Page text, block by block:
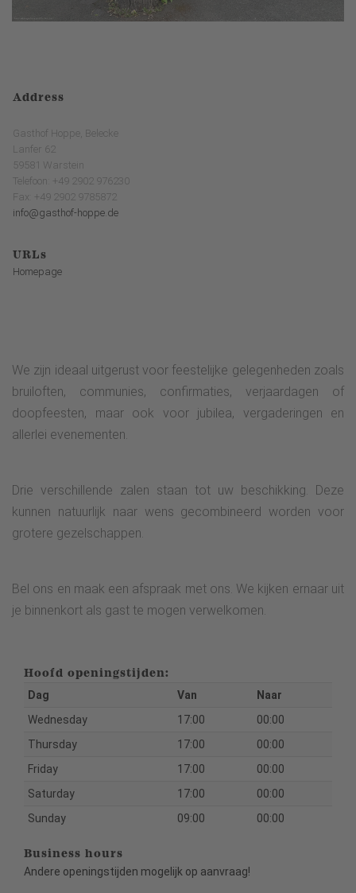
Address
Gasthof Hoppe, Belecke
Lanfer 62
59581 Warstein
Telefoon: +49 2902 976230
Fax: +49 2902 9785872
info@gasthof-hoppe.de
URLs
Homepage
We zijn ideaal uitgerust voor feestelijke gelegenheden zoals
bruiloften, communies, confirmaties, verjaardagen of
doopfeesten, maar ook voor jubilea, vergaderingen en
allerlei evenementen.
Drie verschillende zalen staan tot uw beschikking. Deze
kunnen natuurlijk naar wens gecombineerd worden voor
grotere gezelschappen.
Bel ons en maak een afspraak met ons. We kijken ernaar uit
je binnenkort als gast te mogen verwelkomen.
Hoofd openingstijden:
Dag Van
Naar
Wednesday
17:00
00:00
Thursday
17:00
00:00
Friday
17:00
00:00
Saturday
17:00
00:00
Sunday
09:00 00:00
Business hours
Andere openingstijden mogelijk op aanvraag!